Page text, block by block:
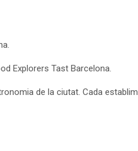
Explorers Tast Barcelona.
de la ciutat. Cada